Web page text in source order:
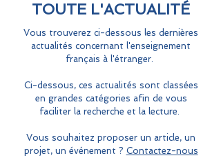
TOUTE L'ACTUALITÉ
Vous trouverez ci-dessous les dernières
actualités concernant l'enseignement
français à l'étranger.
Ci-dessous, ces actualités sont classées
en grandes catégories afin de vous
faciliter la recherche et la lecture.
Vous souhaitez proposer un article, un
projet, un événement ? Contactez-nous